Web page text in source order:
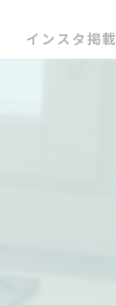
インスタ掲載